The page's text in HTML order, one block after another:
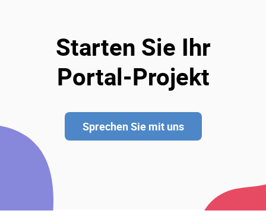
Starten Sie Ihr
Portal-Projekt
Sprechen Sie mit uns